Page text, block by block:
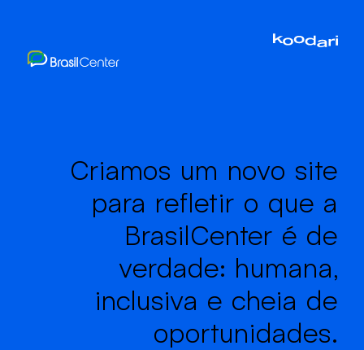
Criamos um novo site
para refletir o que a
BrasilCenter é de
verdade: humana,
inclusiva e cheia de
oportunidades.